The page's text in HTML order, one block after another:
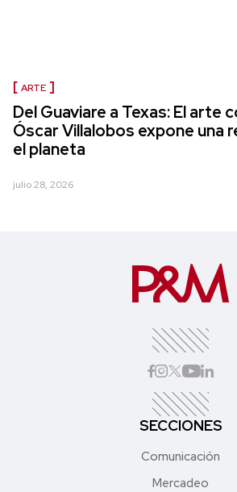
ARTE
Del Guaviare a Texas: El arte
Óscar Villalobos expone una
el planeta
julio 28, 2026
SECCIONES
Comunicación
Mercadeo